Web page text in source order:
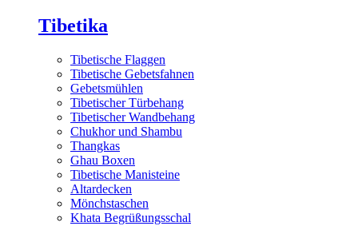
Tibetika
Tibetische Flaggen
Tibetische Gebetsfahnen
Gebetsmühlen
Tibetischer Türbehang
Tibetischer Wandbehang
Chukhor und Shambu
Thangkas
Ghau Boxen
Tibetische Manisteine
Altardecken
Mönchstaschen
Khata Begrüßungsschal